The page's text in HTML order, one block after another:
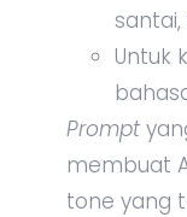
santai,
Untuk
Prompt
membuat
tone yang